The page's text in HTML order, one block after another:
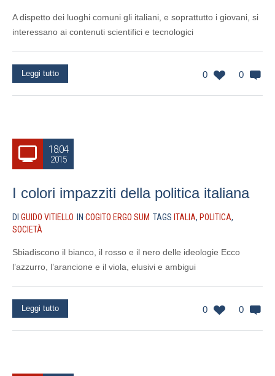
A dispetto dei luoghi comuni gli italiani, e soprattutto i giovani, si
interessano ai contenuti scientifici e tecnologici
0 0
Leggi tutto
18.04
2015
I colori impazziti della politica italiana
DI GUIDO VITIELLO IN COGITO ERGO SUM TAGS ITALIA, POLITICA,
SOCIETÀ
Sbiadiscono il bianco, il rosso e il nero delle ideologie Ecco
l’azzurro, l’arancione e il viola, elusivi e ambigui
0 0
Leggi tutto